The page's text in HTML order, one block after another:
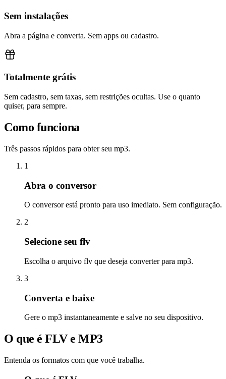
Sem instalações
Abra a página e converta. Sem apps ou cadastro.
Totalmente grátis
Sem cadastro, sem taxas, sem restrições ocultas. Use o quanto
quiser, para sempre.
Como funciona
Três passos rápidos para obter seu mp3.
1
Abra o conversor
O conversor está pronto para uso imediato. Sem configuração.
2
Selecione seu flv
Escolha o arquivo flv que deseja converter para mp3.
3
Converta e baixe
Gere o mp3 instantaneamente e salve no seu dispositivo.
O que é FLV e MP3
Entenda os formatos com que você trabalha.